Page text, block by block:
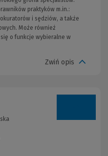
praktyków m.in.:
i sędziów, a także
Może również
o funkcje wybieralne w
Zwiń opis